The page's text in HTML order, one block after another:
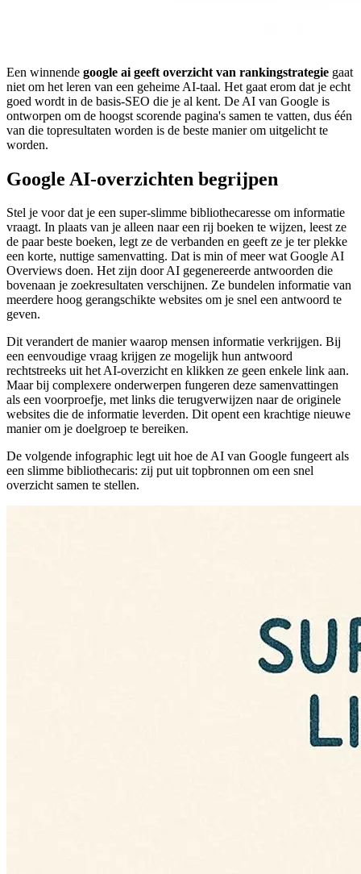
Een winnende google ai geeft overzicht van rankingstrategie gaat
niet om het leren van een geheime AI‑taal. Het gaat erom dat je echt
goed wordt in de basis‑SEO die je al kent. De AI van Google is
ontworpen om de hoogst scorende pagina's samen te vatten, dus één
van die topresultaten worden is de beste manier om uitgelicht te
worden.
Google AI-overzichten begrijpen
Stel je voor dat je een super‑slimme bibliothecaresse om informatie
vraagt. In plaats van je alleen naar een rij boeken te wijzen, leest ze
de paar beste boeken, legt ze de verbanden en geeft ze je ter plekke
een korte, nuttige samenvatting. Dat is min of meer wat Google AI
Overviews doen. Het zijn door AI gegenereerde antwoorden die
bovenaan je zoekresultaten verschijnen. Ze bundelen informatie van
meerdere hoog gerangschikte websites om je snel een antwoord te
geven.
Dit verandert de manier waarop mensen informatie verkrijgen. Bij
een eenvoudige vraag krijgen ze mogelijk hun antwoord
rechtstreeks uit het AI-overzicht en klikken ze geen enkele link aan.
Maar bij complexere onderwerpen fungeren deze samenvattingen
als een voorproefje, met links die terugverwijzen naar de originele
websites die de informatie leverden. Dit opent een krachtige nieuwe
manier om je doelgroep te bereiken.
De volgende infographic legt uit hoe de AI van Google fungeert als
een slimme bibliothecaris: zij put uit topbronnen om een snel
overzicht samen te stellen.